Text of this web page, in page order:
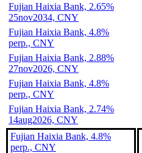
Fujian Haixia Bank, 2.65%
25nov2034, CNY
Fujian Haixia Bank, 4.8%
perp., CNY
Fujian Haixia Bank, 2.88%
27nov2026, CNY
Fujian Haixia Bank, 4.8%
perp., CNY
Fujian Haixia Bank, 2.74%
14aug2026, CNY
Fujian Haixia Bank, 4.8%
perp., CNY